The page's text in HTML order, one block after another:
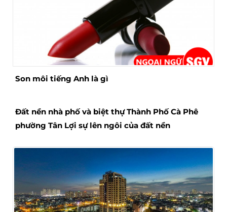
Son môi tiếng Anh là gì
Đất nền nhà phố và biệt thự Thành Phố Cà Phê
phường Tân Lợi sự lên ngôi của đất nền